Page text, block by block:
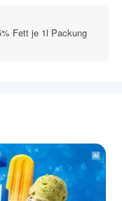
Fett je 1l Packung